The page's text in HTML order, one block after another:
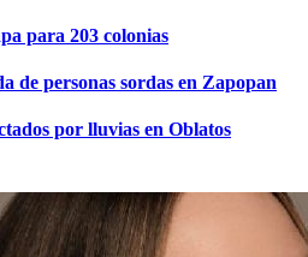
para 203 colonias
de personas sordas en Zapopan
por lluvias en Oblatos